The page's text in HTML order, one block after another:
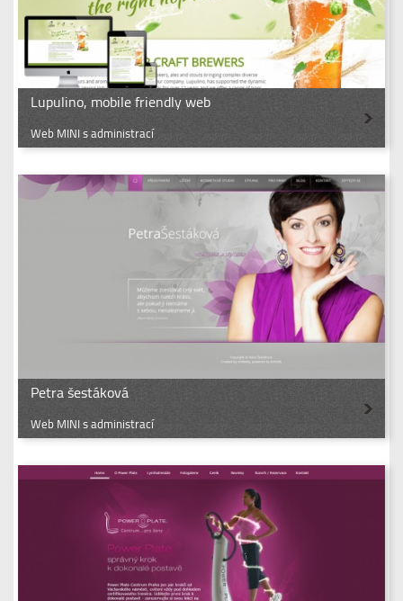
Lupulino, mobile friendly web
Web MINI s administrací
Petra šestáková
Web MINI s administrací